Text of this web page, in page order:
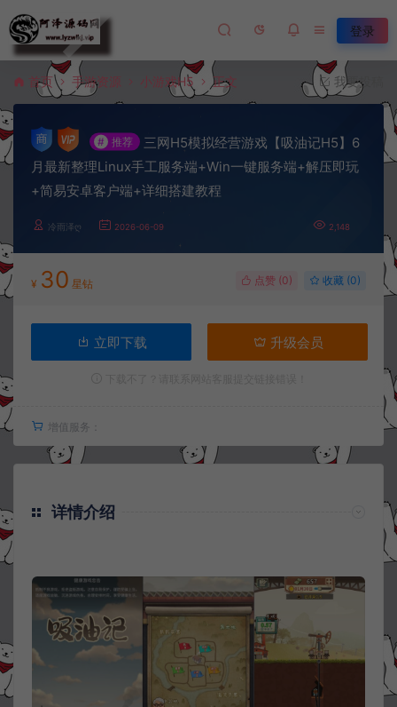
登录
首页 手游资源 小游戏H5 正文 我要投稿
# 推荐
三网H5模拟经营游戏【吸油记H5】6
月最新整理Linux手工服务端+Win一键服务端+解压即玩
+简易安卓客户端+详细搭建教程
冷雨泽ღ 2026-06-09 2,148
¥ 30 星钻 点赞 (0) 收藏 (0)
立即下载 升级会员
增值服务：
详情介绍